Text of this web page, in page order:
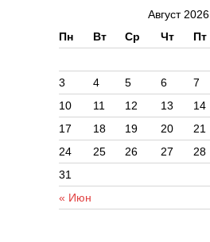
Август 2026
Пн
Вт Ср Чт Пт
« Июн
3
4 5 6 7
10
11 12 13 14
17
18 19 20 21
24
25 26 27 28
31